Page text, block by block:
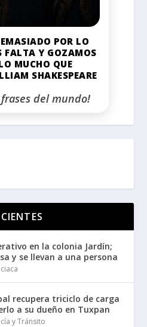
POR LO
FALTA Y GOZAMOS
MUCHO QUE
SHAKESPEARE
frases del mundo!
en la colonia Jardín;
y se llevan a una persona
recupera triciclo de carga
a su dueño en Tuxpan
y Tránsito